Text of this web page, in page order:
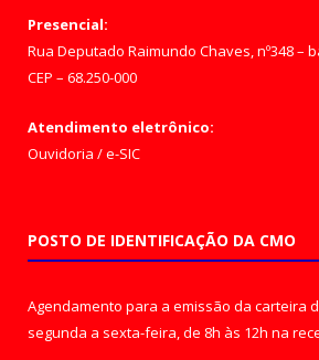
Presencial:
Rua Deputado Raimundo Chaves, nº348 –
CEP – 68.250-000
Atendimento eletrônico:
Ouvidoria /e-SIC
POSTO DE IDENTIFICAÇÃO DA CMO
Agendamento para a emissão da carteira
segunda a sexta-feira, de 8h às 12h na